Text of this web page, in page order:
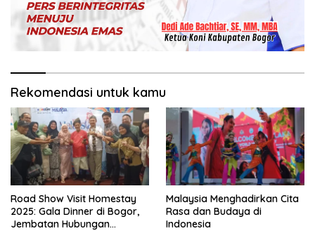
Rekomendasi untuk kamu
Road Show Visit Homestay
2025: Gala Dinner di Bogor,
Jembatan Hubungan
Malaysia Menghadirkan Cita
Rasa dan Budaya di
Indonesia